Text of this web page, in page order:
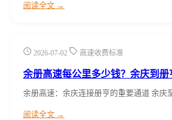
阅读全文 →
2026-07-02 高速收费标准
余册高速每公里多少钱？余庆到
余册高速：余庆连接册亨的重要通道 余庆
阅读全文 →